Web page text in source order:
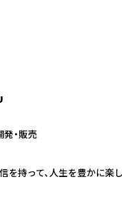
・販売
持って、人生を豊かに楽